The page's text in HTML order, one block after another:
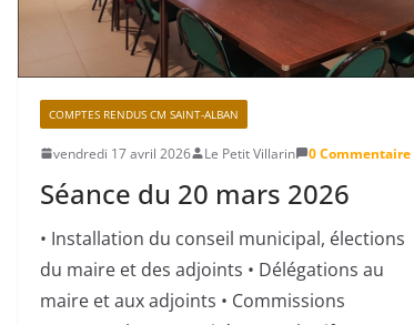
COMPTES RENDUS CM SAINT-ALBAN
vendredi 17 avril 2026 Le Petit Villarin 0 Commentaire
Séance du 20 mars 2026
• Installation du conseil municipal, élections
du maire et des adjoints • Délégations au
maire et aux adjoints • Commissions